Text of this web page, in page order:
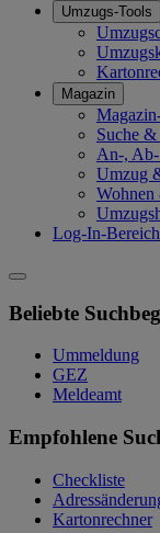
Umzugs-Tools
Magazin
Suche
An-,
Umzug
Wohnen
Log-In-Bereich
Beliebte
Ummeldung
GEZ
Meldeamt
Empfohlene
Checkliste
Kartonrechner